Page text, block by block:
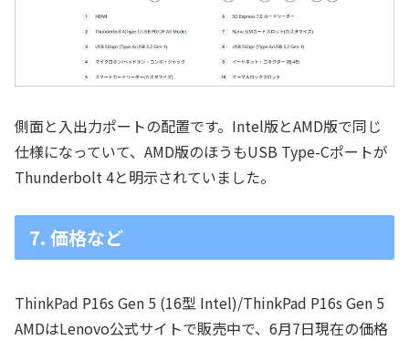
側面と入出力ポートの配置です。Intel版とAMD版で同じ
仕様になっていて、AMD版のほうもUSB Type-Cポートが
Thunderbolt 4と明示されていました。
7. 価格など
ThinkPad P16s Gen 5 (16型 Intel)/ThinkPad P16s Gen 5
AMDはLenovo公式サイトで販売中で、6月7日現在の価格